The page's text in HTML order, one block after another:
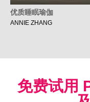
优质睡眠瑜伽
ANNIE ZHANG
免费试用